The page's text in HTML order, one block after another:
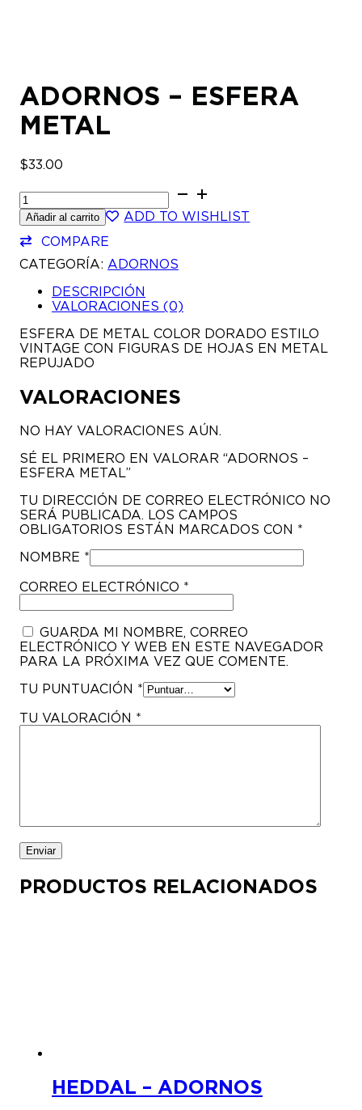
ADORNOS – ESFERA
METAL
$33.00
ADORNOS
-
ESFERA
METAL
CANTIDAD
Añadir al carrito
ADD TO WISHLIST
COMPARE
CATEGORÍA: ADORNOS
DESCRIPCIÓN
VALORACIONES (0)
ESFERA DE METAL COLOR DORADO ESTILO
VINTAGE CON FIGURAS DE HOJAS EN METAL
REPUJADO
VALORACIONES
NO HAY VALORACIONES AÚN.
SÉ EL PRIMERO EN VALORAR “ADORNOS –
ESFERA METAL”
TU DIRECCIÓN DE CORREO ELECTRÓNICO NO
SERÁ PUBLICADA. LOS CAMPOS
OBLIGATORIOS ESTÁN MARCADOS CON *
NOMBRE *
CORREO ELECTRÓNICO *
GUARDA MI NOMBRE, CORREO
ELECTRÓNICO Y WEB EN ESTE NAVEGADOR
PARA LA PRÓXIMA VEZ QUE COMENTE.
TU PUNTUACIÓN *
TU VALORACIÓN *
PRODUCTOS RELACIONADOS
HEDDAL – ADORNOS